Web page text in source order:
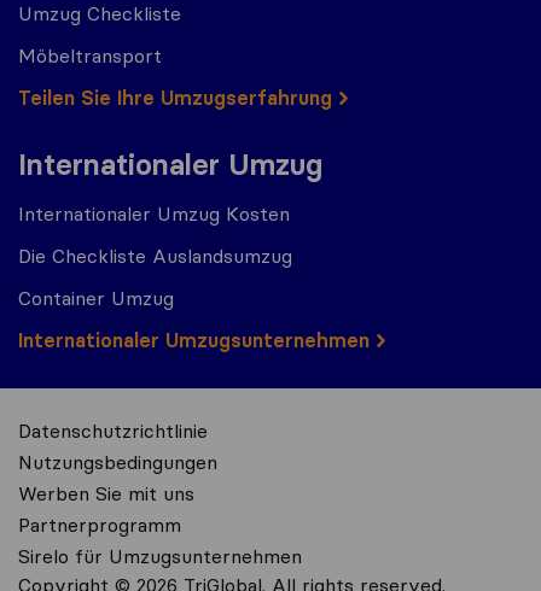
Umzug Checkliste
Möbeltransport
Teilen Sie Ihre Umzugserfahrung
Internationaler Umzug
Internationaler Umzug Kosten
Die Checkliste Auslandsumzug
Container Umzug
Internationaler Umzugsunternehmen
Datenschutzrichtlinie
Nutzungsbedingungen
Werben Sie mit uns
Partnerprogramm
Sirelo für Umzugsunternehmen
Copyright © 2026 TriGlobal. All rights reserved.